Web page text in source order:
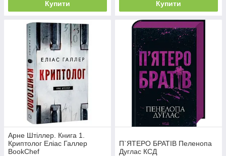
Купити Купити
Арне Штіллер. Книга 1.
Криптолог Еліас Галлер
BookChef
П`ЯТЕРО БРАТІВ Пеленопа
Дуглас КСД